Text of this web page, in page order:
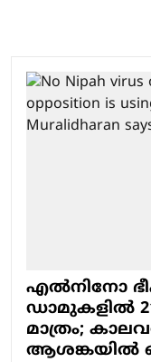
എല്‍നിനോ
ഡാമുകളില്‍
മാത്രം;
ആശങ്കയില്‍